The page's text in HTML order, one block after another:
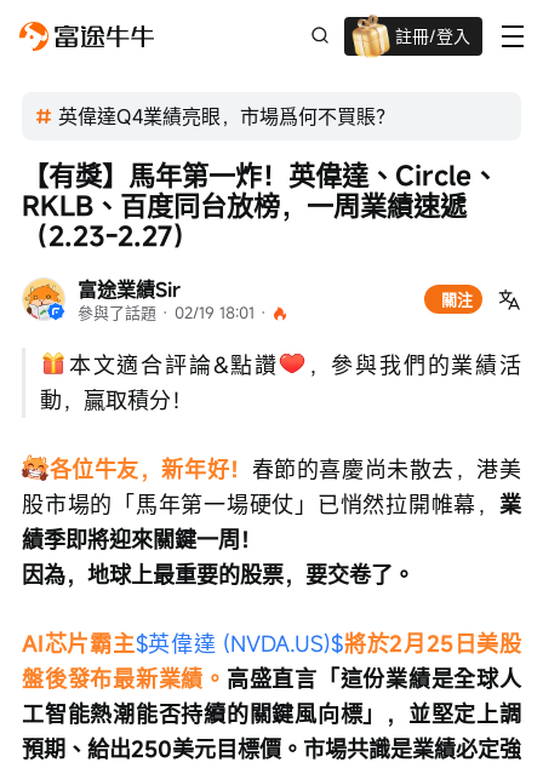
註冊/登入
英偉達Q4業績亮眼，市場爲何不買賬？
富途業績Sir
參與了話題 · 02/19 18:01 ·
關注
【有獎】馬年第一炸！英偉達、Circle、
RKLB、百度同台放榜，一周業績速遞
（2.23-2.27）
本文適合評論&點讚
，參與我們的業績活
動，贏取積分！
各位牛友，新年好！ 春節的喜慶尚未散去，港美
股市場的「馬年第一場硬仗」已悄然拉開帷幕， 業
績季即將迎來關鍵一周！
因為，地球上最重要的股票，要交卷了。
AI芯片霸主$英偉達 (NVDA.US)$將於2月25日美股
盤後發布最新業績。 高盛直言「這份業績是全球人
工智能熱潮能否持續的關鍵風向標」，並堅定上調
預期、給出250美元目標價。市場共識是業績必定強